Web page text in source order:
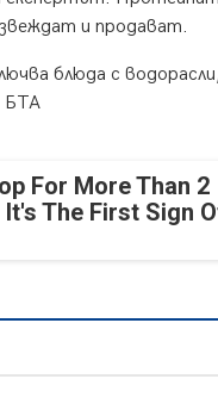
и продават.
блюда с
БТА
For More Than 2
It's The First Sign